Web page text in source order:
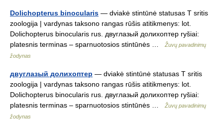
Dolichopterus binocularis — dviakė stintūnė statusas T sritis
zoologija | vardynas taksono rangas rūšis atitikmenys: lot.
Dolichopterus binocularis rus. двуглазый долихоптер ryšiai:
platesnis terminas – sparnuotosios stintūnės …
Žuvų pavadinimų
žodynas
двуглазый долихоптер — dviakė stintūnė statusas T sritis
zoologija | vardynas taksono rangas rūšis atitikmenys: lot.
Dolichopterus binocularis rus. двуглазый долихоптер ryšiai:
platesnis terminas – sparnuotosios stintūnės …
Žuvų pavadinimų
žodynas